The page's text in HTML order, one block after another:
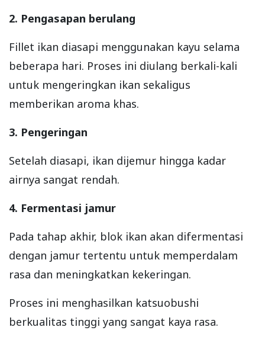
2. Pengasapan berulang
Fillet ikan diasapi menggunakan kayu selama
beberapa hari. Proses ini diulang berkali-kali
untuk mengeringkan ikan sekaligus
memberikan aroma khas.
3. Pengeringan
Setelah diasapi, ikan dijemur hingga kadar
airnya sangat rendah.
4. Fermentasi jamur
Pada tahap akhir, blok ikan akan difermentasi
dengan jamur tertentu untuk memperdalam
rasa dan meningkatkan kekeringan.
Proses ini menghasilkan katsuobushi
berkualitas tinggi yang sangat kaya rasa.